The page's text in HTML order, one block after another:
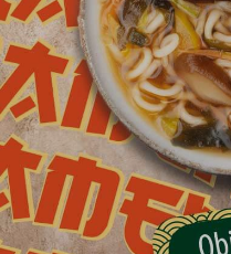
A
3 MINUTY X1
PORCI